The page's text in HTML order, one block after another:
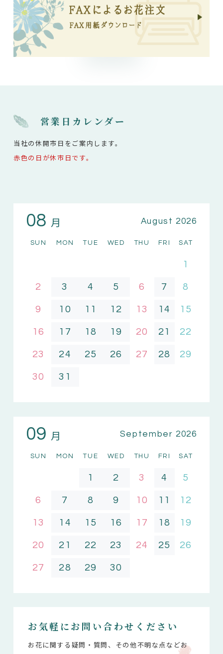
営業日カレンダー
当社の休開市日をご案内します。
赤色の日が休市日です。
08 月 August 2026
SUN MON TUE WED THU FRI SAT
1
2 3 4 5 6 7 8
9 10 11 12 13 14 15
16 17 18 19 20 21 22
23 24 25 26 27 28 29
30 31
09 月 September 2026
SUN MON TUE WED THU FRI SAT
1 2 3 4 5
6 7 8 9 10 11 12
13 14 15 16 17 18 19
20 21 22 23 24 25 26
27 28 29 30
お気軽にお問い合わせください
お花に関する疑問・質問、その他不明な点などお